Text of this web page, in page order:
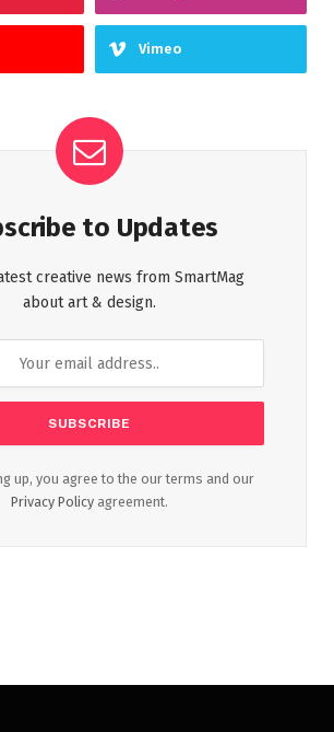
Vimeo
to Updates
creative news from SmartMag
about art & design.
up, you agree to the our terms and our
Privacy Policy agreement.